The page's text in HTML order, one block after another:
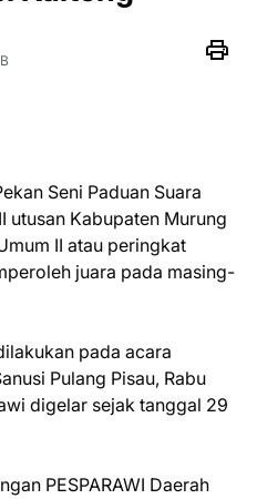
Seni Paduan Suara
utusan Kabupaten Murung
II atau peringkat
juara pada masing-
pada acara
Pulang Pisau, Rabu
digelar sejak tanggal 29
PESPARAWI Daerah